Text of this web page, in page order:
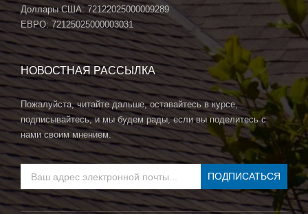
Доллары США: 72122025000009289
ЕВРО: 72125025000003031
НОВОСТНАЯ РАССЫЛКА
Пожалуйста, читайте дальше, оставайтесь в курсе,
подписывайтесь, и мы будем рады, если вы поделитесь с
нами своим мнением.